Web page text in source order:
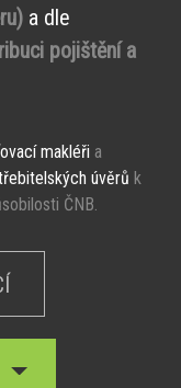
a dle
pojištění a
makléři a
úvěrů k
ČNB.